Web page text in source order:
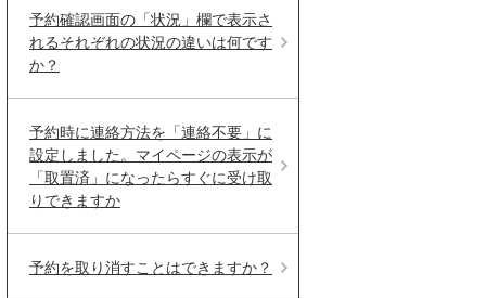
予約確認画面の「状況」欄で表示さ
れるそれぞれの状況の違いは何です
か？
予約時に連絡方法を「連絡不要」に
設定しました。マイページの表示が
「取置済」になったらすぐに受け取
りできますか
予約を取り消すことはできますか？